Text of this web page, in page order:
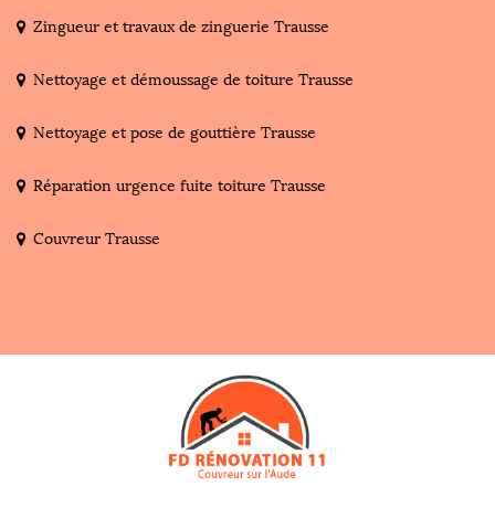
Zingueur et travaux de zinguerie Trausse
Nettoyage et démoussage de toiture Trausse
Nettoyage et pose de gouttière Trausse
Réparation urgence fuite toiture Trausse
Couvreur Trausse